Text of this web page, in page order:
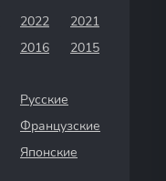
2022
2021
2016 2015
Русские
Французские
Японские